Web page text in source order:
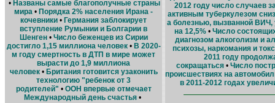
• Названы самые благополучные страны
мира • Порядка 2% населения Ирана -
кочевники • Германия заблокирует
вступление Румынии и Болгарии в
Шенген• Число беженцев из Сирии
достигло 1,15 миллиона человек•В 2020-
м году смертность в ДТП в мире может
вырасти до 1,9 миллиона
человек• Британия готовится узаконить
технологию "ребенок от 3
родителей" •ООН впервые отмечает
Международный день счастья •
2012 году число случаев
активным туберкулезом
а болезнью, вызванной ВИЧ,
на 12,5%• Число
диагнозом алкоголизм и
психозы, наркомания и
2011 году
сокращаться• Число
происшествиях на
в 2011-2012 годах